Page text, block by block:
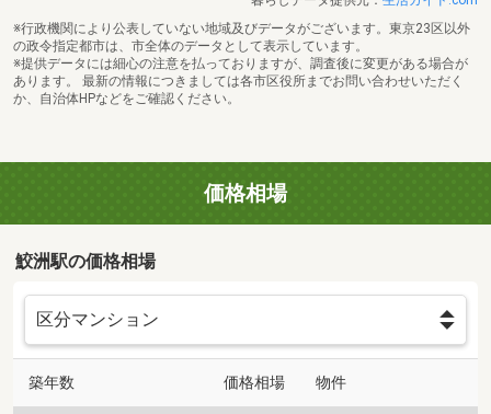
※行政機関により公表していない地域及びデータがございます。東京23区以外
の政令指定都市は、市全体のデータとして表示しています。
※提供データには細心の注意を払っておりますが、調査後に変更がある場合が
あります。 最新の情報につきましては各市区役所までお問い合わせいただく
か、自治体HPなどをご確認ください。
価格相場
鮫洲駅の価格相場
築年数 価格相場 物件